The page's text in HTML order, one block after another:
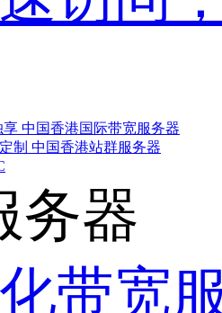
享 中国香港国际带宽服务器
制 中国香港站群服务器
务器
带宽